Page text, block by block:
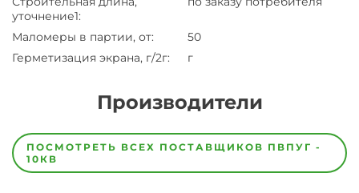
уточнение1:
Маломеры в партии, от:
50
Герметизация экрана, г/2г: г
Производители
Завод Завод-
изготовитель
предпочел
ПОСМОТРЕТЬ ВСЕХ ПОСТАВЩИКОВ ПВПУГ -
10КВ